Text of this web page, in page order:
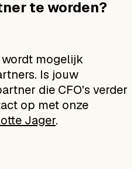
te worden?
mogelijk
Is jouw
die CFO's verder
op met onze
Jager.